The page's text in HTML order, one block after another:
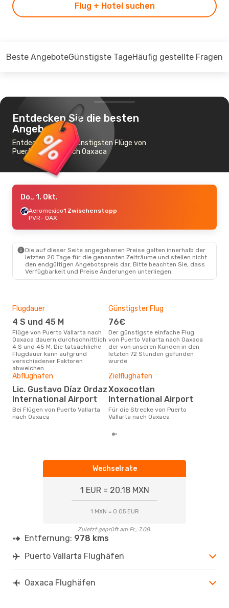
Flug + Hotel suchen
Beste AngeboteGünstigste TageHäufig gestellte Fragen
Entdecken Sie die besten
Angebote
Entdecken Sie die günstigsten Flüge von
Puerto Vallarta nach Oaxaca
Do., 1. Okt.
Aeromexico1 Zwischenstopp
PVR- OAX
Die auf dieser Seite angegebenen Preise galten innerhalb der
letzten 20 Tage für die genannten Zeiträume und stellen nicht
den endgültigen Angebotspreis dar. Bitte beachten Sie, dass
Verfügbarkeit und Preise Änderungen unterliegen.
Flugdauer
4 S und 45 M
Flüge von Puerto Vallarta nach
Oaxaca dauern durchschnittlich
4 S und 45 M. Die tatsächliche
Flugdauer kann aufgrund
verschiedener Faktoren
abweichen.
Günstigster Flug
76€
Der günstigste einfache Flug
von Puerto Vallarta nach Oaxaca
der von unseren Kunden in den
letzten 72 Stunden gefunden
wurde
Abflughafen
Lic. Gustavo Díaz Ordaz
International Airport
Bei Flügen von Puerto Vallarta
nach Oaxaca
Zielflughafen
Xoxocotlan
International Airport
Für die Strecke von Puerto
Vallarta nach Oaxaca
Wechselrate
1 EUR = 20.18 MXN
1 MXN = 0.05 EUR
Zuletzt geprüft am Fr., 7.08.
Entfernung: 978 kms
Puerto Vallarta Flughäfen
Oaxaca Flughäfen